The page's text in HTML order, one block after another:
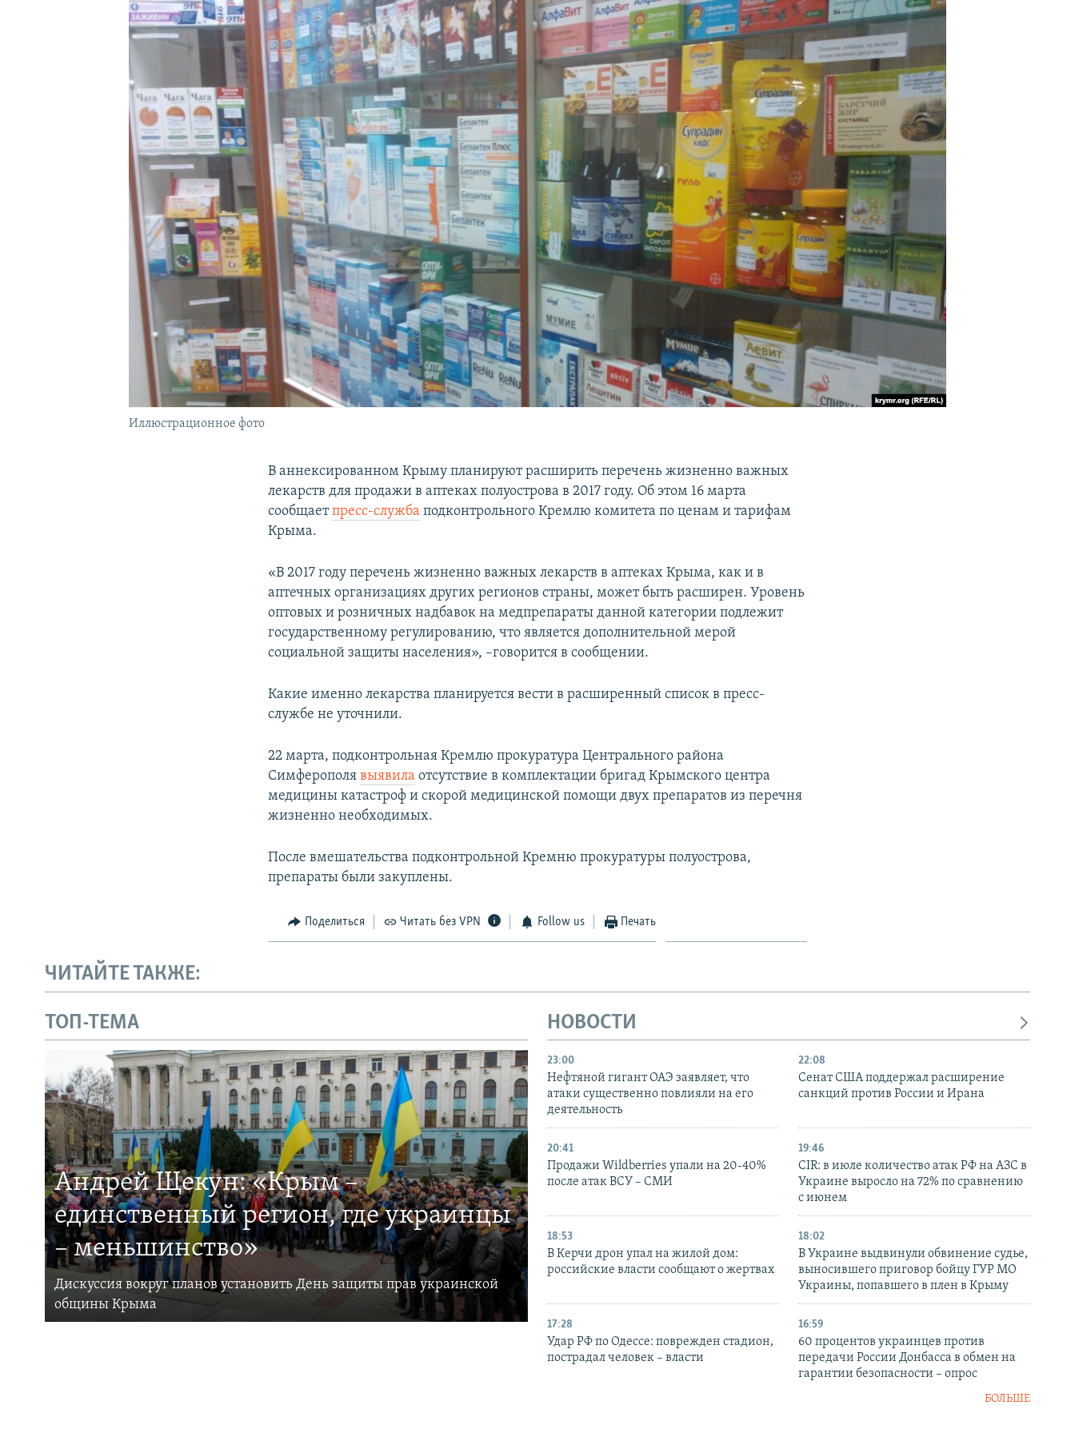
КРЫМ.НЕПОКОРЕННЫЙ
УКРАИНСКАЯ ПРОБЛЕМА КРЫМА
Иллюстрационное фото
В аннексированном Крыму планируют расширить перечень жизненно важных
лекарств для продажи в аптеках полуострова в 2017 году. Об этом 16 марта
сообщаетпресс-служба подконтрольного Кремлю комитета по ценам и тарифам
Крыма.
«В 2017 году перечень жизненно важных лекарств в аптеках Крыма, как и в
аптечных организациях других регионов страны, может быть расширен. Уровень
оптовых и розничных надбавок на медпрепараты данной категории подлежит
государственному регулированию, что является дополнительной мерой
социальной защиты населения», –говорится в сообщении.
Какие именно лекарства планируется вести в расширенный список в пресс-
службе не уточнили.
22 марта, подконтрольная Кремлю прокуратура Центрального района
Симферополявыявила отсутствие в комплектации бригад Крымского центра
медицины катастроф и скорой медицинской помощи двух препаратов из перечня
жизненно необходимых.
После вмешательства подконтрольной Кремню прокуратуры полуострова,
препараты были закуплены.
Поделиться Читать без VPN Follow us Печать
ЧИТАЙТЕ ТАКЖЕ:
ТОП-ТЕМА
Андрей Щекун: «Крым –
единственный регион, где украинцы
– меньшинство»
Дискуссия вокруг планов установить День защиты прав украинской
общины Крыма
НОВОСТИ
23:00
Нефтяной гигант ОАЭ заявляет, что
атаки существенно повлияли на его
деятельность
22:08
Сенат США поддержал расширение
санкций против России и Ирана
20:41
Продажи Wildberries упали на 20-40%
после атак ВСУ – СМИ
19:46
CIR: в июле количество атак РФ на АЗС в
Украине выросло на 72% по сравнению
с июнем
18:53
В Керчи дрон упал на жилой дом:
российские власти сообщают о жертвах
18:02
В Украине выдвинули обвинение судье,
выносившего приговор бойцу ГУР МО
Украины, попавшего в плен в Крыму
17:28
Удар РФ по Одессе: поврежден стадион,
пострадал человек – власти
16:59
60 процентов украинцев против
передачи России Донбасса в обмен на
гарантии безопасности – опрос
БОЛЬШЕ